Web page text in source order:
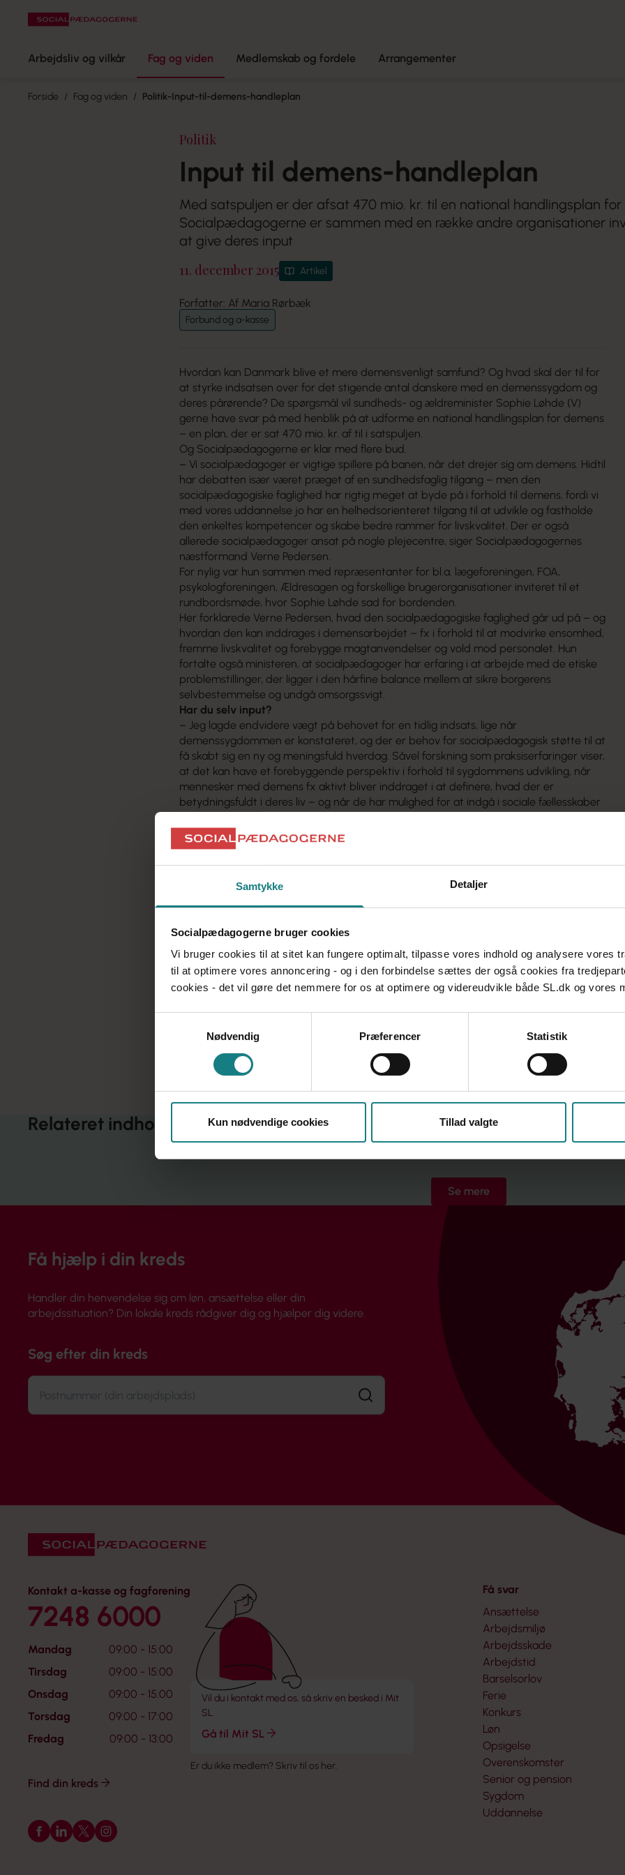
Samtykke Detaljer
Socialpædagogerne bruger cookies
Vi bruger cookies til at sitet kan fungere optimalt, tilpasse vores indhold og analysere vores
til at optimere vores annoncering - og i den forbindelse sættes der også cookies fra
cookies - det vil gøre det nemmere for os at optimere og videreudvikle både SL.dk og vores
Nødvendig
Præferencer Statistik
Kun nødvendige cookies Tillad valgte
Arbejdsliv og vilkår Fag og viden Medlemskab og fordele Arrangementer
Forside Fag og viden Politik-Input-til-demens-handleplan
Politik
Input til demens-handleplan
Med satspuljen er der afsat 470 mio. kr. til en national handlingsplan for
Socialpædagogerne er sammen med en række andre organisationer
at give deres input
11. december 2015
Artikel
Forfatter: Af Maria Rørbæk
Forbund og a-kasse
Hvordan kan Danmark blive et mere demensvenligt samfund? Og hvad skal der til for
at styrke indsatsen over for det stigende antal danskere med en demenssygdom og
deres pårørende? De spørgsmål vil sundheds- og ældreminister Sophie Løhde (V)
gerne have svar på med henblik på at udforme en national handlingsplan for demens
– en plan, der er sat 470 mio. kr. af til i satspuljen.
Og Socialpædagogerne er klar med flere bud.
– Vi socialpædagoger er vigtige spillere på banen, når det drejer sig om demens. Hidtil
har debatten især været præget af en sundhedsfaglig tilgang – men den
socialpædagogiske faglighed har rigtig meget at byde på i forhold til demens, fordi vi
med vores uddannelse jo har en helhedsorienteret tilgang til at udvikle og fastholde
den enkeltes kompetencer og skabe bedre rammer for livskvalitet. Der er også
allerede socialpædagoger ansat på nogle plejecentre, siger Socialpædagogernes
næstformand Verne Pedersen.
For nylig var hun sammen med repræsentanter for bl.a. lægeforeningen, FOA,
psykologforeningen, Ældresagen og forskellige brugerorganisationer inviteret til et
rundbordsmøde, hvor Sophie Løhde sad for bordenden.
Her forklarede Verne Pedersen, hvad den socialpædagogiske faglighed går ud på – og
hvordan den kan inddrages i demensarbejdet – fx i forhold til at modvirke ensomhed,
fremme livskvalitet og forebygge magtanvendelser og vold mod personalet. Hun
fortalte også ministeren, at socialpædagoger har erfaring i at arbejde med de etiske
problemstillinger, der ligger i den hårfine balance mellem at sikre borgerens
selvbestemmelse og undgå omsorgssvigt.
Har du selv input?
– Jeg lagde endvidere vægt på behovet for en tidlig indsats, lige når
demenssygdommen er konstateret, og der er behov for socialpædagogisk støtte til at
få skabt sig en ny og meningsfuld hverdag. Såvel forskning som praksiserfaringer viser,
at det kan have et forebyggende perspektiv i forhold til sygdommens udvikling, når
mennesker med demens fx aktivt bliver inddraget i at definere, hvad der er
betydningsfuldt i deres liv – og når de har mulighed for at indgå i sociale fællesskaber
Til mødet havde hun fire konkrete input til handleplanen:
Der skal ansættes langt flere socialpædagoger på området.
Der skal udvikles forpligtende tværfaglige samarbejder med mulighed for faglig
Der skal udvikles en målrettet og forebyggende indsats over for hjemmeboende
mennesker med demens. Det vil fremme hele familiens livskvalitet samtidig med, at
Kompetenceudviklingen skal styrkes for de socialpædagoger, der skal arbejde på
demensområdet
I de næste mange måneder vil sundheds- og ældreministeren arbejde videre med
den nationale handleplan – bl.a. gennem dialogmøder med såvel patienter og
Socialpædagogerne bliver inviteret.
Har du selv input til, hvordan socialpædagoger kan bidrage til arbejdet med demens?
Bendix på mail:
Relateret indhold
Se mere
Få hjælp i din kreds
Handler din henvendelse sig om løn, ansættelse eller din
arbejdssituation? Din lokale kreds rådgiver dig og hjælper dig videre.
Søg efter din kreds
Søg
Kontakt a-kasse og fagforening
7248 6000
Mandag
09:00 - 15:00
Tirsdag
09:00 - 15:00
Onsdag
09:00 - 15:00
Torsdag
09:00 - 17:00
Fredag
09:00 - 13:00
Find din kreds
Følg os på Facebook
Følg os på LinkedIn
Følg os på X
Følg os på Instagram
Vil du i kontakt med os, så skriv en besked i Mit
SL.
Gå til Mit SL
Er du ikke medlem? Skriv til os her.
Få svar
Ansættelse
Arbejdsmiljø
Arbejdsskade
Arbejdstid
Barselsorlov
Ferie
Konkurs
Løn
Opsigelse
Overenskomster
Senior og pension
Sygdom
Uddannelse